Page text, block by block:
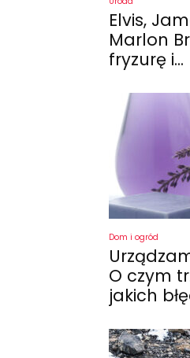
Elvis,
Marlon
fryzurę i...
Dom i ogród
O czym
jakich